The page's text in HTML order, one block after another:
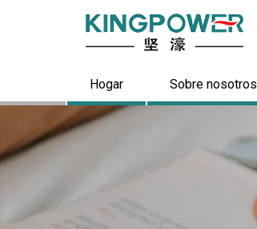
Hogar Sobre nosotros